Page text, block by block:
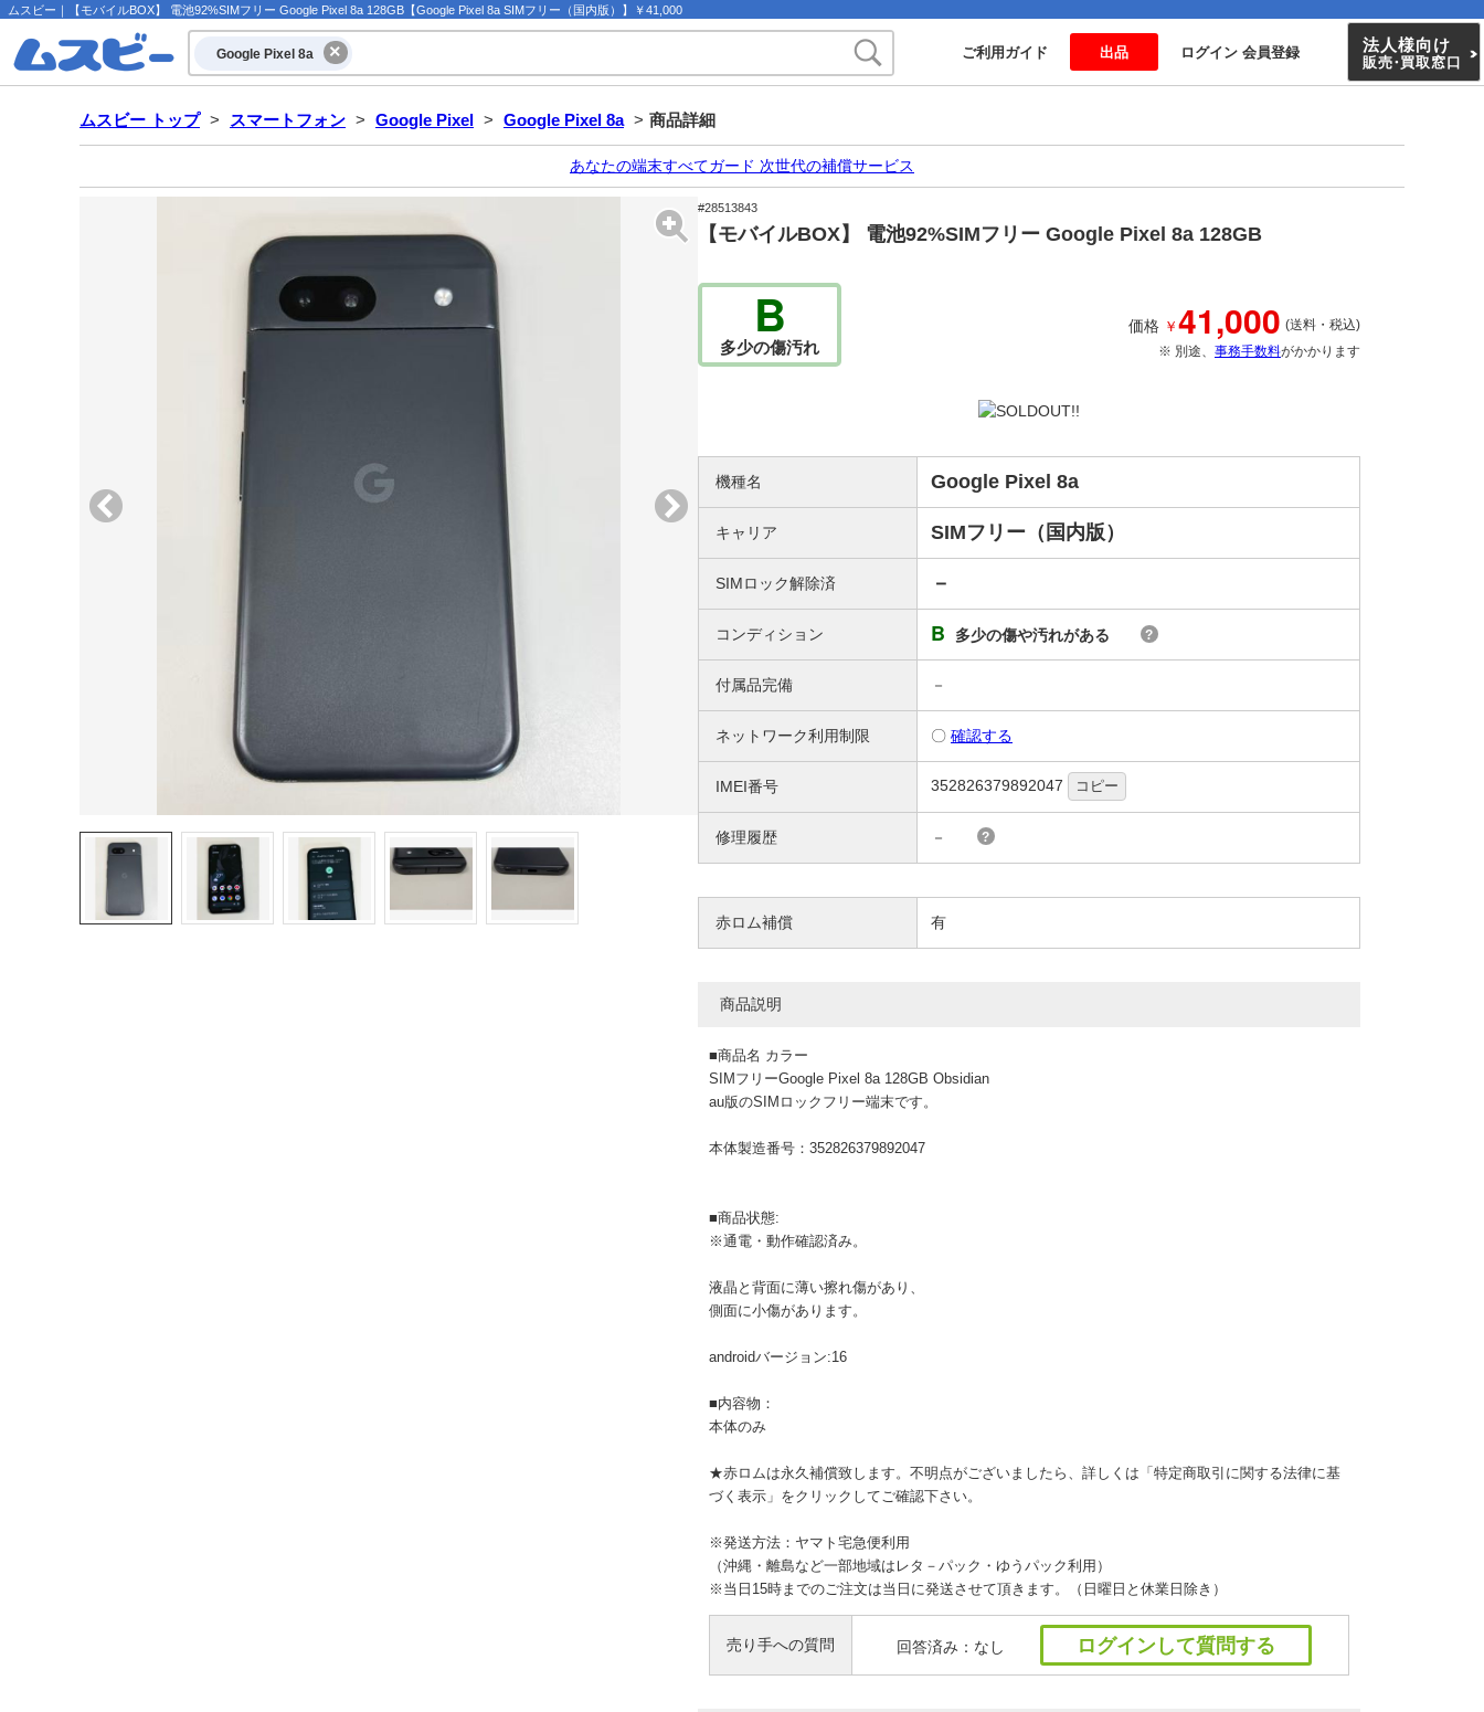
ムスビー｜【モバイルBOX】 電池92%SIMフリー Google Pixel 8a 128GB【Google Pixel 8a SIMフリー（国内版）】￥41,000
Google Pixel 8a ご利用ガイド 出品 ログイン 会員登録 法人様向け
販売・買取窓口
ムスビー トップ > スマートフォン > Google Pixel > Google Pixel 8a > 商品詳細
あなたの端末すべてガード 次世代の補償サービス
#28513843
【モバイルBOX】 電池92%SIMフリー Google Pixel 8a 128GB
B
多少の傷汚れ
価格 ￥41,000 (送料・税込)
※ 別途、 事務手数料がかかります
機種名 Google Pixel 8a
キャリア SIMフリー（国内版）
SIMロック解除済 －
コンディション B 多少の傷や汚れがある ?
付属品完備 －
ネットワーク利用制限 〇 確認する
IMEI番号 352826379892047 コピー
修理履歴 － ?
赤ロム補償 有
商品説明
■商品名 カラー
SIMフリーGoogle Pixel 8a 128GB Obsidian
au版のSIMロックフリー端末です。
本体製造番号：352826379892047
■商品状態:
※通電・動作確認済み。
液晶と背面に薄い擦れ傷があり、
側面に小傷があります。
androidバージョン:16
■内容物：
本体のみ
★赤ロムは永久補償致します。不明点がございましたら、詳しくは「特定商取引に関する法律に基
づく表示」をクリックしてご確認下さい。
※発送方法：ヤマト宅急便利用
（沖縄・離島など一部地域はレタ－パック・ゆうパック利用）
※当日15時までのご注文は当日に発送させて頂きます。（日曜日と休業日除き）
売り手への質問 回答済み：なし ログインして質問する